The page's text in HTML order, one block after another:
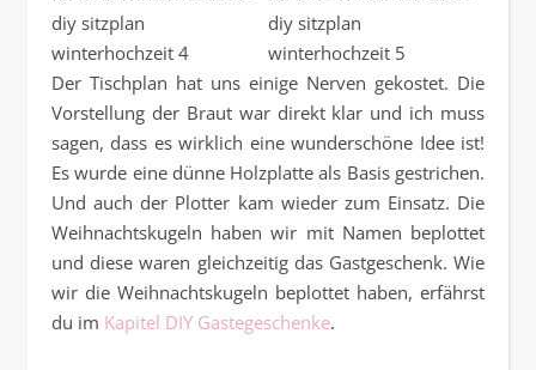
Der Tischplan hat uns einige Nerven gekostet. Die
Vorstellung der Braut war direkt klar und ich muss
sagen, dass es wirklich eine wunderschöne Idee ist!
Es wurde eine dünne Holzplatte als Basis gestrichen.
Und auch der Plotter kam wieder zum Einsatz. Die
Weihnachtskugeln haben wir mit Namen beplottet
und diese waren gleichzeitig das Gastgeschenk. Wie
wir die Weihnachtskugeln beplottet haben, erfährst
du im Kapitel DIY Gastegeschenke.